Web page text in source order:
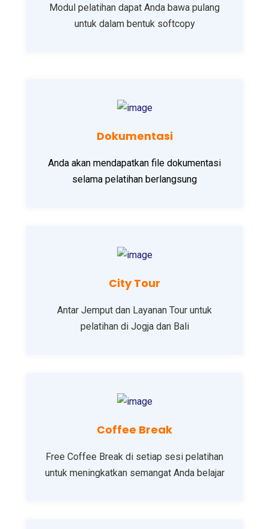
Modul pelatihan dapat Anda bawa pulang
untuk dalam bentuk softcopy
Dokumentasi
Anda akan mendapatkan file dokumentasi
selama pelatihan berlangsung
City Tour
Antar Jemput dan Layanan Tour untuk
pelatihan di Jogja dan Bali
Coffee Break
Free Coffee Break di setiap sesi pelatihan
untuk meningkatkan semangat Anda belajar